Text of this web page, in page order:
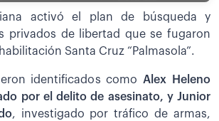
activó el plan de búsqueda y
privados de libertad que se fugaron
Santa Cruz “Palmasola”.
identificados comoAlex
Heleno
por el delito de asesinato, y Junior
, investigado por tráfico de armas,